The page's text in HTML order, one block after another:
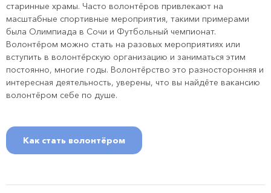
старинные храмы. Часто волонтёров привлекают на
масштабные спортивные мероприятия, такими примерами
была Олимпиада в Сочи и Футбольный чемпионат.
Волонтёром можно стать на разовых мероприятиях или
вступить в волонтёрскую организацию и заниматься этим
постоянно, многие годы. Волонтёрство это разносторонняя и
интересная деятельность, уверены, что вы найдёте вакансию
волонтёром себе по душе.
Как стать волонтёром